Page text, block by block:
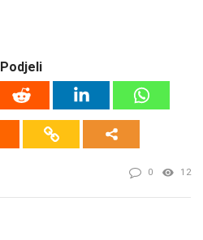
Podjeli
0 12